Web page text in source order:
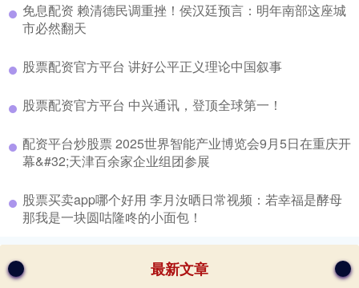
​免息配资 赖清德民调重挫！侯汉廷预言：明年南部这座城
市必然翻天
​股票配资官方平台 讲好公平正义理论中国叙事
​股票配资官方平台 中兴通讯，登顶全球第一！
​配资平台炒股票 2025世界智能产业博览会9月5日在重庆开
幕&#32;天津百余家企业组团参展
​股票买卖app哪个好用 李月汝晒日常视频：若幸福是酵母
那我是一块圆咕隆咚的小面包！
最新文章